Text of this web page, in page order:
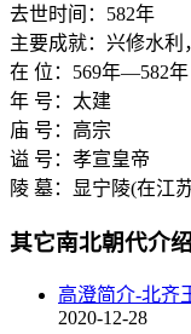
去世时间：582年
主要成就：兴修水
在 位：569年—582年
年 号：太建
庙 号：高宗
谥 号：孝宣皇帝
陵 墓：显宁陵(在江
其它南北朝代介绍
高澄简介-北齐
2020-12-28